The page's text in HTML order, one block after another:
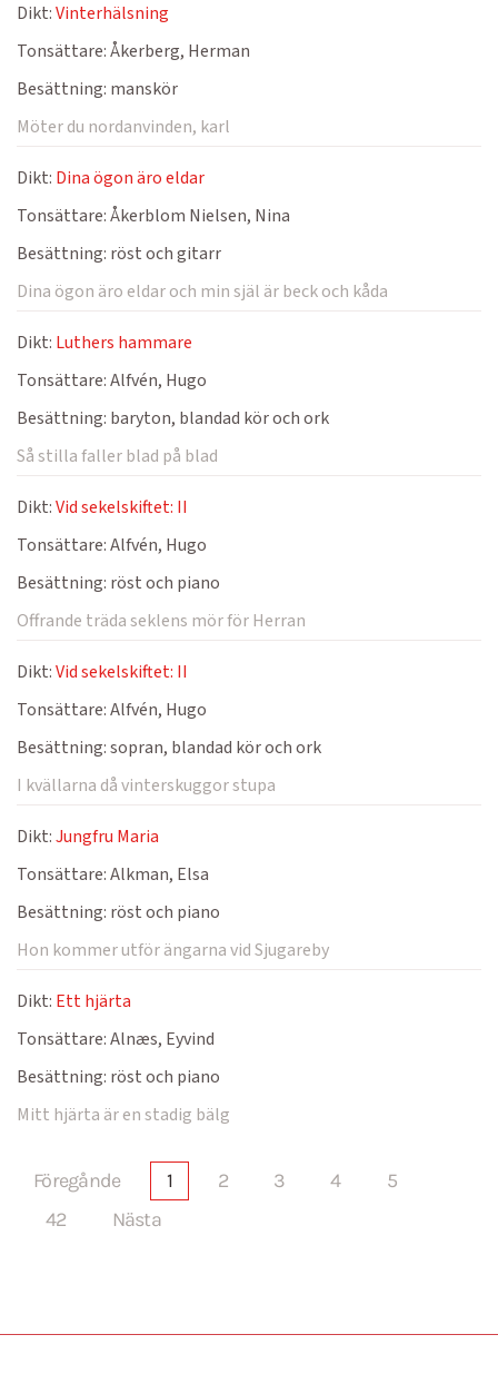
Dikt:Vinterhälsning
Tonsättare:Åkerberg, Herman
Besättning: manskör
Möter du nordanvinden, karl
Dikt: Dina ögon äro eldar
Tonsättare:Åkerblom Nielsen, Nina
Besättning: röst och gitarr
Dina ögon äro eldar och min själ är beck och kåda
Dikt: Luthers hammare
Tonsättare:Alfvén, Hugo
Besättning: baryton, blandad kör och ork
Så stilla faller blad på blad
Dikt:Vid sekelskiftet: II
Tonsättare:Alfvén, Hugo
Besättning: röst och piano
Offrande träda seklens mör för Herran
Dikt:Vid sekelskiftet: II
Tonsättare:Alfvén, Hugo
Besättning:sopran, blandad kör och ork
I kvällarna då vinterskuggor stupa
Dikt:Jungfru Maria
Tonsättare:Alkman, Elsa
Besättning: röst och piano
Hon kommer utför ängarna vid Sjugareby
Dikt: Ett hjärta
Tonsättare:Alnæs, Eyvind
Besättning: röst och piano
Mitt hjärta är en stadig bälg
Föregånde 1 2 3 4
5
42
Nästa